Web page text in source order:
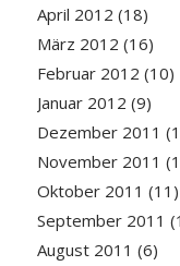
April 2012 (18)
März 2012 (16)
Februar 2012 (10)
Januar 2012 (9)
Dezember 2011
November 2011
Oktober 2011 (11)
September 2011
August 2011 (6)